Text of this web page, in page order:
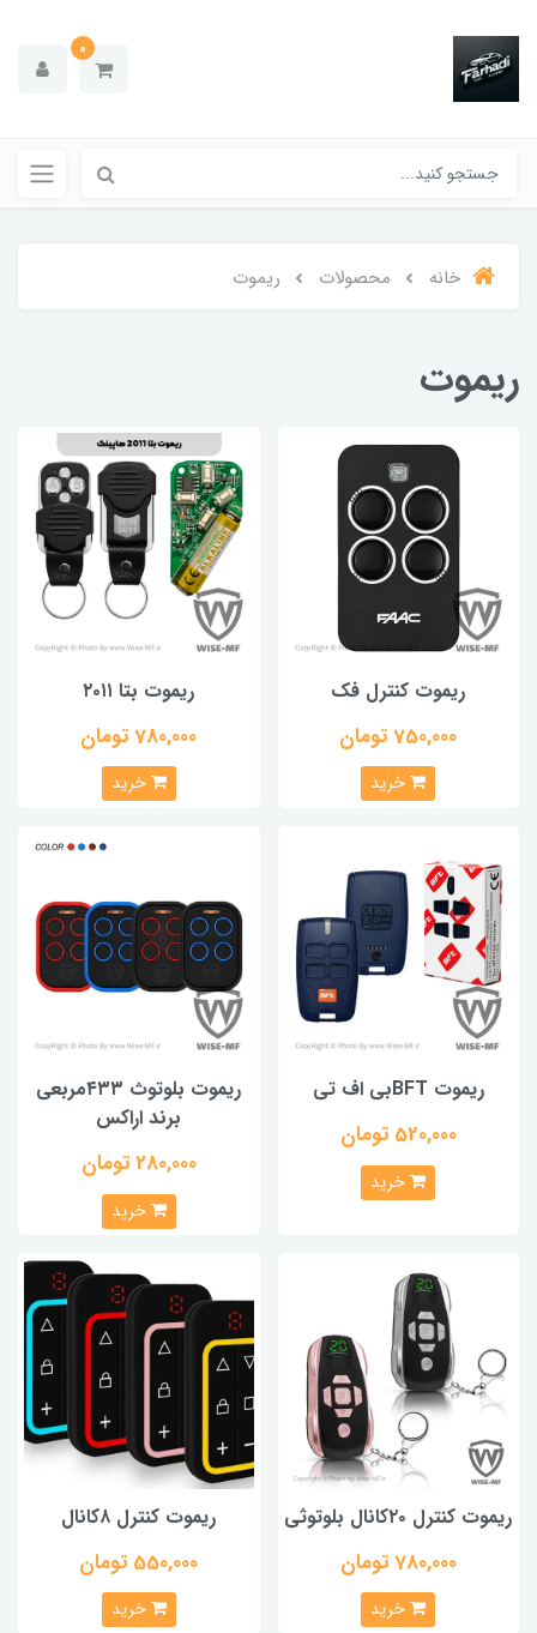
0
خانه محصولات ریموت
ریموت
ریموت کنترل فک
750,000 تومان
خرید
ریموت بتا ۲۰۱۱
780,000 تومان
خرید
ریموت BFTبی اف تی
520,000 تومان
خرید
ریموت بلوتوث ۴۳۳مربعی
برند اراکس
280,000 تومان
خرید
ریموت کنترل ۲۰کانال بلوتوثی
780,000 تومان
خرید
ریموت کنترل ۸کانال
550,000 تومان
خرید